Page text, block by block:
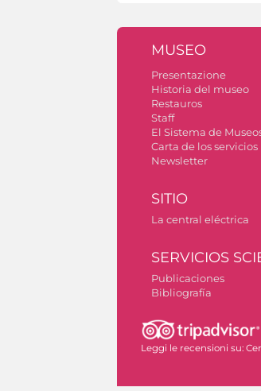
MUSEO
Presentazione
Historia del museo
Restauros
Staff
El Sistema de
Carta de los servicios
Newsletter
SITIO
La central eléctrica
SERVICIOS
Publicaciones
Bibliografía
Leggi le recensioni su: